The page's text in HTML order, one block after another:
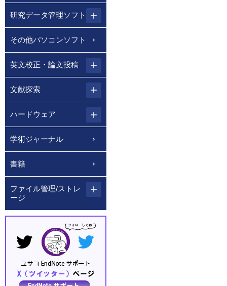
研究データ管理ソフト
その他パソコンソフト
英文校正・論文投稿
文献探索
ハードウェア
学術ジャーナル
書籍
ファイル管理/ストレ
ージ